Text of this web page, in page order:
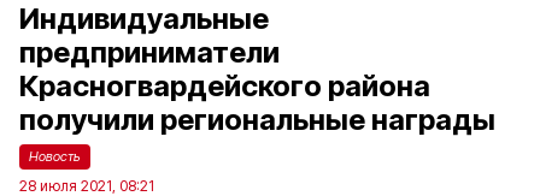
Индивидуальные
предприниматели
Красногвардейского района
получили региональные награды
Новость
28 июля 2021, 08:21